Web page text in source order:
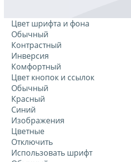
Цвет шрифта и фона
Обычный
Контрастный
Инверсия
Комфортный
Цвет кнопок и ссылок
Обычный
Красный
Синий
Изображения
Цветные
Отключить
Использовать шрифт